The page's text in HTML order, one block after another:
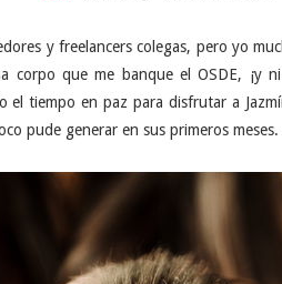
y freelancers colegas, pero yo
corpo que me banque el OSDE, ¡y
el tiempo en paz para disfrutar a
pude generar en sus primeros meses.